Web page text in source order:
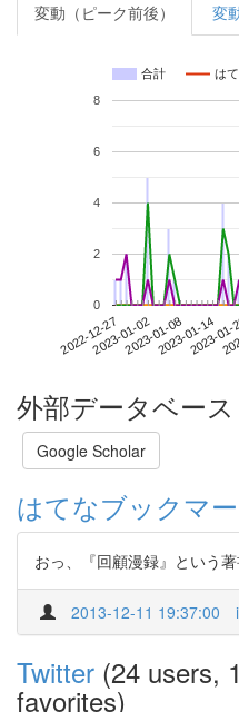
変動（ピーク前後） 変
合計 は
2022-12-272023-01-022023-01-082023-01-14
2023-
0
2
4
6
8
外部データベー
Google Scholar
はてなブックマ
おっ、『回顧漫録』という著
2013-12-11 19:37:00
Twitter (24 users,
favorites)